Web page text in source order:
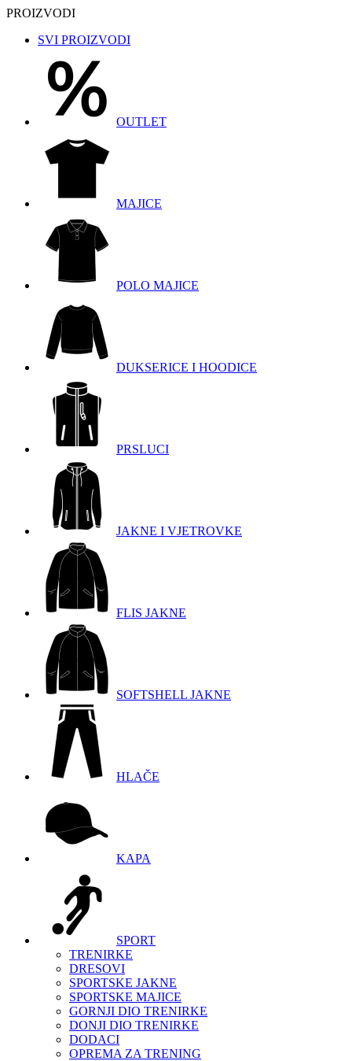
PROIZVODI
SVI PROIZVODI
OUTLET
MAJICE
POLO MAJICE
DUKSERICE I HOODICE
PRSLUCI
JAKNE I VJETROVKE
FLIS JAKNE
SOFTSHELL JAKNE
HLAČE
KAPA
SPORT
TRENIRKE
DRESOVI
SPORTSKE JAKNE
SPORTSKE MAJICE
GORNJI DIO TRENIRKE
DONJI DIO TRENIRKE
DODACI
OPREMA ZA TRENING